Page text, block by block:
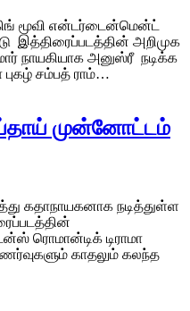
மூவி என்டர்டைன்மென்ட்
இத்திரைப்படத்தின் அறிமுக
நாயகியாக அனுஸ்ரீ நடிக்க
புகழ் சம்பத் ராம்…
முன்னோட்டம்
கதாநாயகனாக நடித்துள்ள
ரொமான்டிக் டிராமா
காதலும் கலந்த